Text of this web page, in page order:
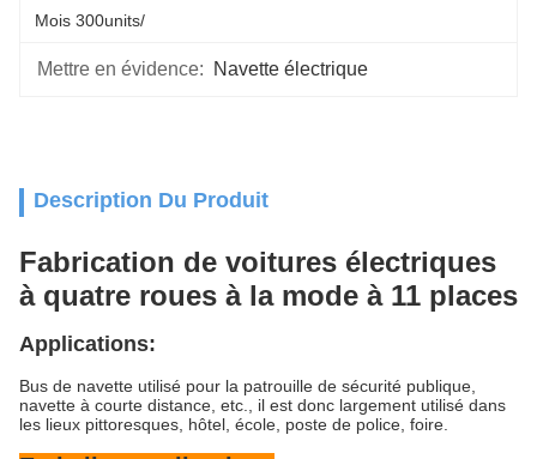
Mois 300units/
Mettre en évidence: Navette électrique
Description Du Produit
Fabrication de voitures électriques
à quatre roues à la mode à 11 places
Applications:
Bus de navette utilisé pour la patrouille de sécurité publique,
navette à courte distance, etc., il est donc largement utilisé dans
les lieux pittoresques, hôtel, école, poste de police, foire.